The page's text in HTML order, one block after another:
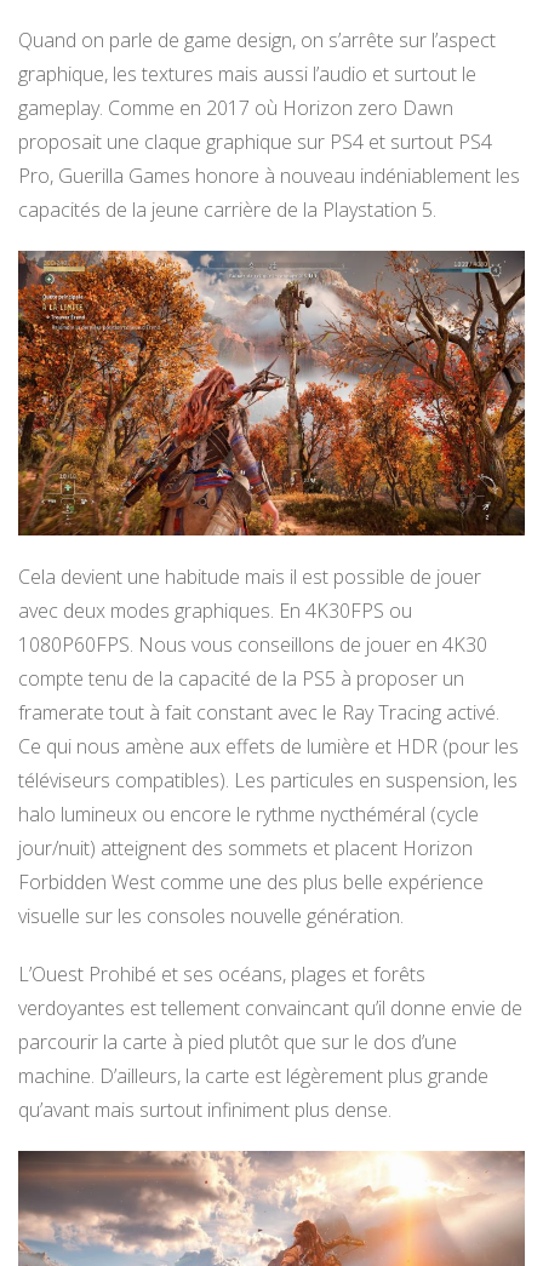
Quand on parle de game design, on s’arrête sur l’aspect
graphique, les textures mais aussi l’audio et surtout le
gameplay. Comme en 2017 où Horizon zero Dawn
proposait une claque graphique sur PS4 et surtout PS4
Pro, Guerilla Games honore à nouveau indéniablement les
capacités de la jeune carrière de la Playstation 5.
Cela devient une habitude mais il est possible de jouer
avec deux modes graphiques. En 4K30FPS ou
1080P60FPS. Nous vous conseillons de jouer en 4K30
compte tenu de la capacité de la PS5 à proposer un
framerate tout à fait constant avec le Ray Tracing activé.
Ce qui nous amène aux effets de lumière et HDR (pour les
téléviseurs compatibles). Les particules en suspension, les
halo lumineux ou encore le rythme nycthéméral (cycle
jour/nuit) atteignent des sommets et placent Horizon
Forbidden West comme une des plus belle expérience
visuelle sur les consoles nouvelle génération.
L’Ouest Prohibé et ses océans, plages et forêts
verdoyantes est tellement convaincant qu’il donne envie de
parcourir la carte à pied plutôt que sur le dos d’une
machine. D’ailleurs, la carte est légèrement plus grande
qu’avant mais surtout infiniment plus dense.